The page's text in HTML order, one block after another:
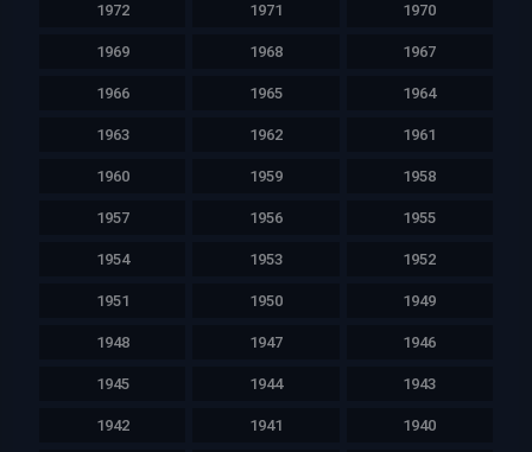
1972 1971 1970
1969 1968 1967
1966 1965 1964
1963 1962 1961
1960 1959 1958
1957 1956 1955
1954 1953 1952
1951 1950 1949
1948 1947 1946
1945 1944 1943
1942 1941 1940